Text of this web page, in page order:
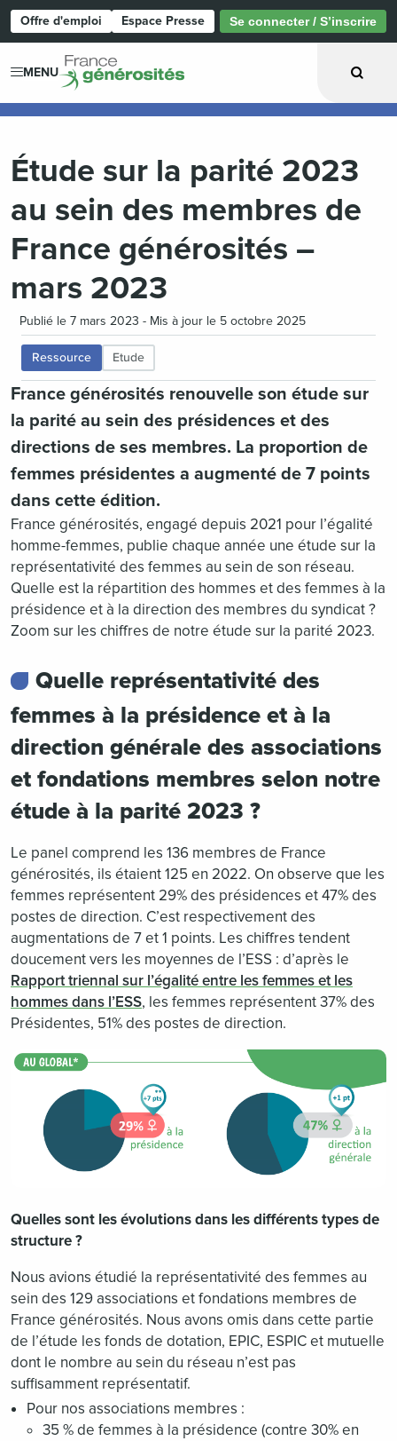
Offre d'emploi Espace Presse Se connecter / S’inscrire
MENU
Étude sur la parité 2023
au sein des membres de
France générosités –
mars 2023
Publié le 7 mars 2023 - Mis à jour le 5 octobre 2025
Ressource Etude
France générosités renouvelle son étude sur
la parité au sein des présidences et des
directions de ses membres. La proportion de
femmes présidentes a augmenté de 7 points
dans cette édition.
France générosités, engagé depuis 2021 pour l’égalité
homme-femmes, publie chaque année une étude sur la
représentativité des femmes au sein de son réseau.
Quelle est la répartition des hommes et des femmes à la
présidence et à la direction des membres du syndicat ?
Zoom sur les chiffres de notre étude sur la parité 2023.
Quelle représentativité des
femmes à la présidence et à la
direction générale des associations
et fondations membres selon notre
étude à la parité 2023 ?
Le panel comprend les 136 membres de France
générosités, ils étaient 125 en 2022. On observe que les
femmes représentent 29% des présidences et 47% des
postes de direction. C’est respectivement des
augmentations de 7 et 1 points. Les chiffres tendent
doucement vers les moyennes de l’ESS : d’après le
Rapport triennal sur l’égalité entre les femmes et les
hommes dans l’ESS, les femmes représentent 37% des
Présidentes, 51% des postes de direction.
Quelles sont les évolutions dans les différents types de
structure ?
Nous avions étudié la représentativité des femmes au
sein des 129 associations et fondations membres de
France générosités. Nous avons omis dans cette partie
de l’étude les fonds de dotation, EPIC, ESPIC et mutuelle
dont le nombre au sein du réseau n’est pas
suffisamment représentatif.
Pour nos associations membres :
35 % de femmes à la présidence (contre 30% en